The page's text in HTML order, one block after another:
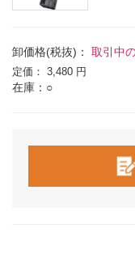
卸価格(税抜)： 取引中
定価： 3,480 円
在庫：○